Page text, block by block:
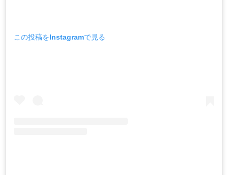
この投稿をInstagramで見る